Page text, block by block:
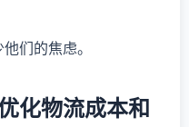
们的焦虑。
化物流成本和